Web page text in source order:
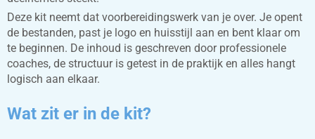
Deze kit neemt dat voorbereidingswerk van je over. Je opent
de bestanden, past je logo en huisstijl aan en bent klaar om
te beginnen. De inhoud is geschreven door professionele
coaches, de structuur is getest in de praktijk en alles hangt
logisch aan elkaar.
Wat zit er in de kit?